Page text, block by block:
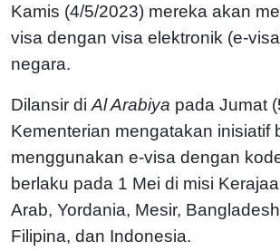
Kamis (4/5/2023) mereka akan
visa dengan visa elektronik (e-
negara.
Dilansir di Al Arabiya pada Jumat
Kementerian mengatakan inisiatif
menggunakan e-visa dengan
berlaku pada 1 Mei di misi
Arab, Yordania, Mesir,
Filipina, dan Indonesia.